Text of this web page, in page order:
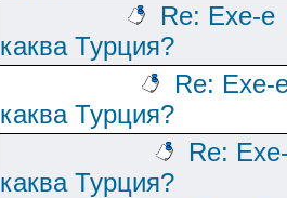
Re: Ехе-е
каква Турция?
Re: Ехе-
каква Турция?
Re:
каква Турция?